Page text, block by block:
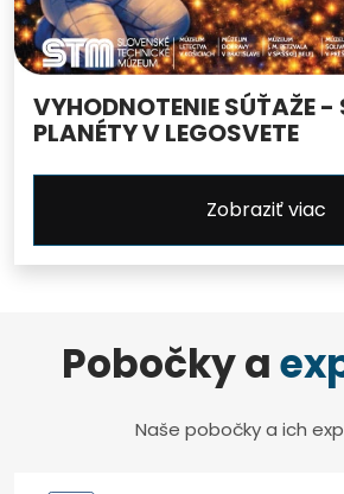
VYHODNOTENIE SÚŤAŽE -
PLANÉTY V LEGOSVETE
Zobraziť viac
Pobočky a
Naše pobočky a ich